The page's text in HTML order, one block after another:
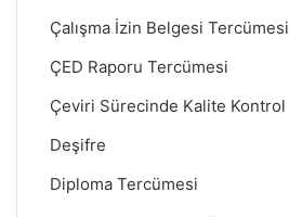
Çalışma İzin Belgesi Tercümesi
ÇED Raporu Tercümesi
Çeviri Sürecinde Kalite Kontrol
Deşifre
Diploma Tercümesi